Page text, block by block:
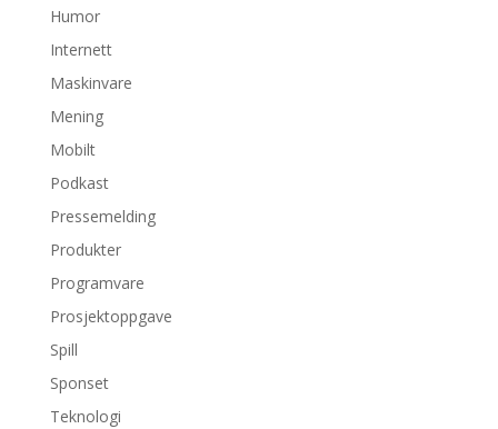
Humor
Internett
Maskinvare
Mening
Mobilt
Podkast
Pressemelding
Produkter
Programvare
Prosjektoppgave
Spill
Sponset
Teknologi